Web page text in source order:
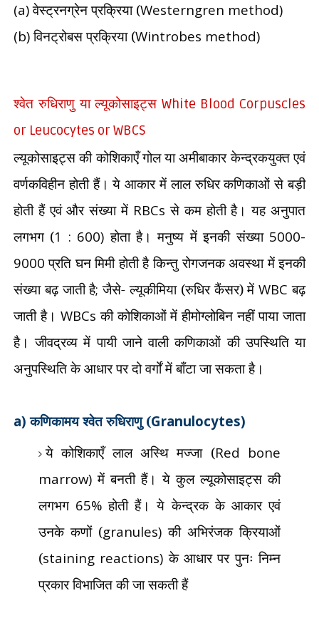
(a)वेस्ट्रनग्रेन प्रक्रिया (Westerngren method)
(b)विनट्रोबस प्रक्रिया (Wintrobes method)
श्वेत रुधिराणु या ल्यूकोसाइट्सWhite Blood Corpuscles
or Leucocytes or WBCS
ल्यूकोसाइट्स की कोशिकाएँ गोल या अमीबाकार केन्द्रकयुक्त एवं
वर्णकविहीन होती हैं। ये आकार में लाल रुधिर कणिकाओं से बड़ी
होती हैं एवं और संख्या में RBCsसे कम होती है। यह अनुपात
लगभग (1 : 600)होता है। मनुष्य में इनकी संख्या 5000-
9000 प्रति घन मिमी होती है किन्तु रोगजनक अवस्था में इनकी
संख्या बढ़ जाती है;जैसे- ल्यूकीमिया (रुधिर कैंसर) मेंWBCबढ़
जाती है। WBCsकी कोशिकाओं में हीमोग्लोबिन नहीं पाया जाता
है। जीवद्रव्य में पायी जाने वाली कणिकाओं की उपस्थिति या
अनुपस्थिति के आधार पर दो वर्गों में बाँटा जा सकता है।
a)कणिकामय श्वेत रुधिराणु (Granulocytes)
ये कोशिकाएँ लाल अस्थि मज्जा (Red bone
marrow)में बनती हैं। ये कुल ल्यूकोसाइट्स की
लगभग 65% होती हैं। ये केन्द्रक के आकार एवं
उनके कणों (granules)की अभिरंजक क्रियाओं
(staining reactions)के आधार पर पुनः निम्न
प्रकार विभाजित की जा सकती हैं